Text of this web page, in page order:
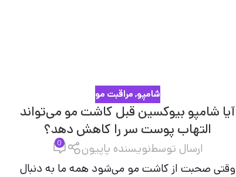
شامپو,مراقبت مو
آیا شامپو بیوکسین قبل کاشت مو می‌تواند
التهاب پوست سر را کاهش دهد؟
ارسال توسطنویسنده پاپیون 0
وقتی صحبت از کاشت مو می‌شود همه ما به دنبال